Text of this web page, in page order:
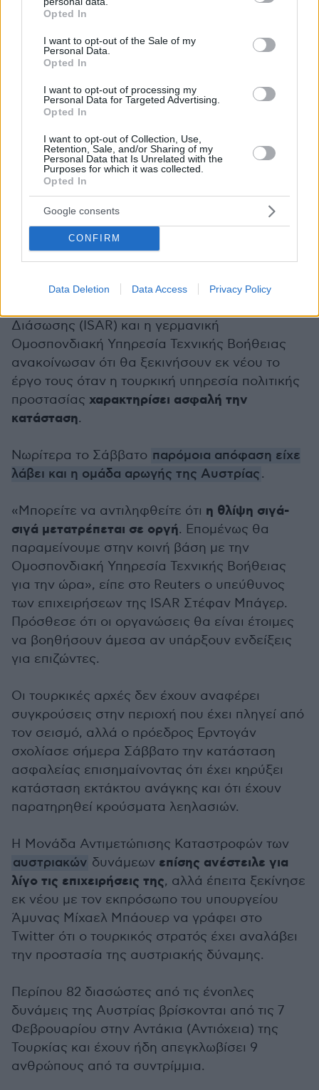
grant or deny consent to Google and its third-party tags to
use your data for below specified purposes in below Google
consent section.
Opted In
I want to opt-out of the Sale of my
Personal Data.
Opted In
I want to opt-out of processing my
Personal Data for Targeted Advertising.
Opted In
I want to opt-out of Collection, Use,
Retention, Sale, and/or Sharing of my
Personal Data that Is Unrelated with the
Purposes for which it was collected.
Opted In
Google consents
CONFIRM
Data Deletion Data Access Privacy Policy
άλλη δήλωση ότι έχουν παρατηρηθεί λεηλασίες
ποια είναι τα περιστατικά των λεηλασιών.
Προβλήματα ασφαλείας στις πληγείσες
περιοχές καταγράφουν καιτουλάχιστον δύο
ξένες αποστολές διάσωσης
Το Σάββατο δύογερμανικές οργανώσεις
ανθρωπιστικής βοήθειας ανέστειλαν το
Σάββατο τιςεπιχειρήσεις διάσωσηςστις
σεισμόπληκτες περιοχές της Τουρκίας
επικαλούμενεςπροβλήματα και καταγγελίες
για συγκρούσεις ανάμεσα σε ομάδα ατόμων και
Διάσωσης (ISAR) και η γερμανική
Ομοσπονδιακή Υπηρεσία Τεχνικής Βοήθειας
ανακοίνωσαν ότι θα ξεκινήσουν εκ νέου το
έργο τους όταν η τουρκική υπηρεσία πολιτικής
προστασίας χαρακτηρίσει ασφαλή την
κατάσταση.
Νωρίτερα το Σάββατο παρόμοια απόφαση είχε
λάβει και η ομάδα αρωγής της Αυστρίας.
«Μπορείτε να αντιληφθείτε ότι η θλίψη σιγά-
σιγά μετατρέπεται σε οργή. Επομένως θα
παραμείνουμε στην κοινή βάση με την
Ομοσπονδιακή Υπηρεσία Τεχνικής Βοήθειας
για την ώρα», είπε στο Reuters ο υπεύθυνος
των επιχειρήσεων της ISAR Στέφαν Μπάγερ.
Πρόσθεσε ότι οι οργανώσεις θα είναι έτοιμες
να βοηθήσουν άμεσα αν υπάρξουν ενδείξεις
για επιζώντες.
Οι τουρκικές αρχές δεν έχουν αναφέρει
συγκρούσεις στην περιοχή που έχει πληγεί από
τον σεισμό, αλλά ο πρόεδρος Ερντογάν
σχολίασε σήμερα Σάββατο την κατάσταση
ασφαλείας επισημαίνοντας ότι έχει κηρύξει
κατάσταση εκτάκτου ανάγκης και ότι έχουν
παρατηρηθεί κρούσματα λεηλασιών.
Η Μονάδα Αντιμετώπισης Καταστροφών των
αυστριακών δυνάμεων επίσης ανέστειλε για
λίγο τις επιχειρήσεις της, αλλά έπειτα ξεκίνησε
εκ νέου με τον εκπρόσωπο του υπουργείου
Άμυνας Μίχαελ Μπάουερ να γράφει στο
Twitter ότι ο τουρκικός στρατός έχει αναλάβει
την προστασία της αυστριακής δύναμης.
Περίπου 82 διασώστες από τις ένοπλες
δυνάμεις της Αυστρίας βρίσκονται από τις 7
Φεβρουαρίου στην Αντάκια (Αντιόχεια) της
Τουρκίας και έχουν ήδη απεγκλωβίσει 9
ανθρώπους από τα συντρίμμια.